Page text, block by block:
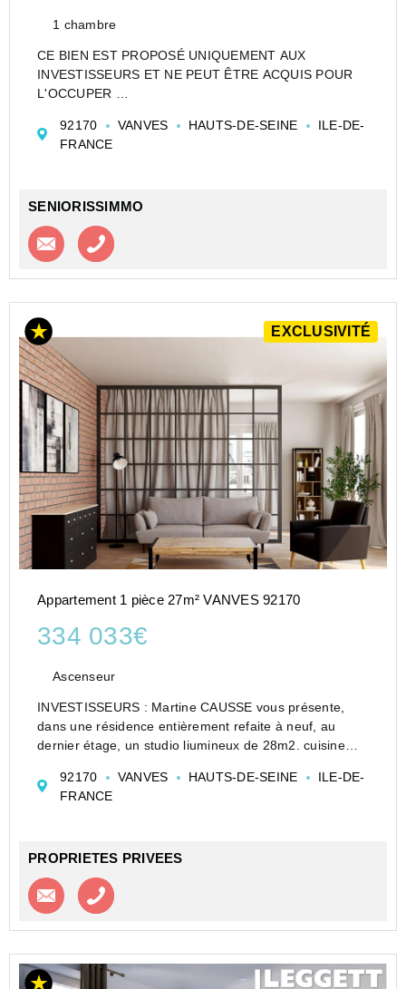
1 chambre
CE BIEN EST PROPOSÉ UNIQUEMENT AUX
INVESTISSEURS ET NE PEUT ÊTRE ACQUIS POUR
L'OCCUPER
ETUDIANTE DE TYPE STUDIO DE 20 M² À VANVES -
NEXITY STUDÉA - VANVES - BLEUZEN - NEXITY
92170 VANVES HAUTS-DE-SEINE
ILE-DE-
FRANCE
SENIORISSIMMO
Contacter l'agence
EXCLUSIVITÉ
Appartement 1 pièce 27m² VANVES 92170
334 033€
Ascenseur
INVESTISSEURS : Martine CAUSSE vous présente,
dans une résidence entièrement refaite à neuf, au
dernier étage, un studio liumineux de 28m2. cuisine
10mn à pieds des lignes 12 et 13
1mn du parc Frédéric Pic
92170 VANVES HAUTS-DE-SEINE
ILE-DE-
FRANCE
PROPRIETES PRIVEES
Contacter l'agence